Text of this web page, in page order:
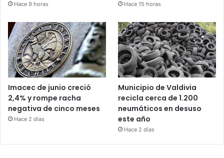
Hace 9 horas Hace 15 horas
Imacec de junio creció
2,4% y rompe racha
negativa de cinco meses
Hace 2 días
Municipio de Valdivia
recicla cerca de 1.200
neumáticos en desuso
este año
Hace 2 días